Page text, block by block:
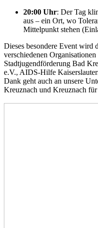
20:00 Uhr: Der Tag
aus – ein Ort, wo
Mittelpunkt stehen
Dieses besondere Event wird
verschiedenen
Stadtjugendförderung Bad
e.V., AIDS-Hilfe
Dank geht auch an unsere
Kreuznach und Kreuznach